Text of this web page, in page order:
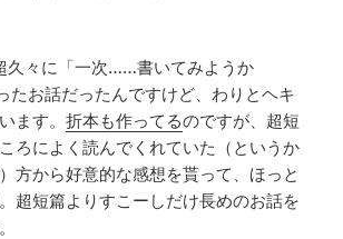
久々に「一次……書いてみようか
お話だったんですけど、わりとヘキ
ます。折本も作ってるのですが、超短
ろによく読んでくれていた（というか
方から好意的な感想を貰って、ほっと
超短篇よりすこーしだけ長めのお話を